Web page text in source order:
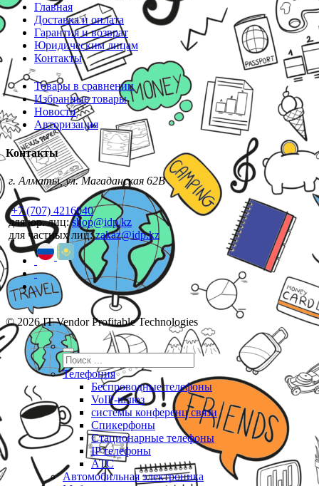
Главная
Доставка и оплата
Гарантия и возврат
Юридическим лицам
Контакты
Товары в сравнении
Избранные товары
Новости
Авторизация
Контакты
г. Алматы, ул. Магаданская 62В
+7 (707) 4216040
для юр. лиц:shop@idp.kz
для частных лиц:zakaz@idp.kz
© 2026 IT Vendor Profitable Technologies
Телефония
Беспроводные телефоны
VoIP-шлюз
системы конференц связи
Спикерфоны
Стационарные телефоны
IP телефоны
АТС
Автомобильная электроника